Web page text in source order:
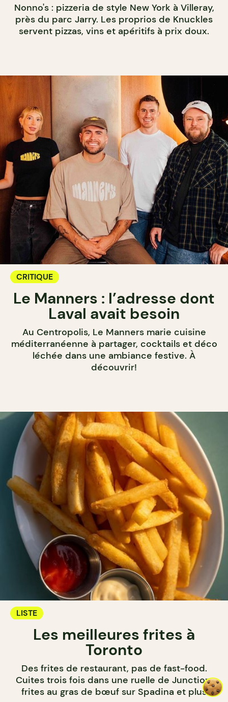
Nonno's : pizzeria de style New York à Villeray,
près du parc Jarry. Les proprios de Knuckles
servent pizzas, vins et apéritifs à prix doux.
CRITIQUE
Le Manners : l’adresse dont
Laval avait besoin
Au Centropolis, Le Manners marie cuisine
méditerranéenne à partager, cocktails et déco
léchée dans une ambiance festive. À
découvrir!
LISTE
Les meilleures frites à
Toronto
Des frites de restaurant, pas de fast-food.
Cuites trois fois dans une ruelle de Junction,
frites au gras de bœuf sur Spadina et plus